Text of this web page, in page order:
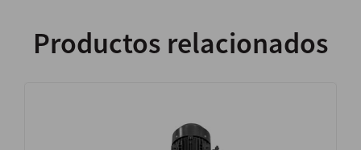
Productos relacionados